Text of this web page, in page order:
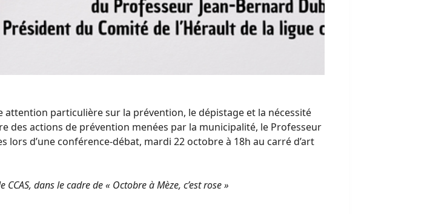
attention particulière sur la prévention, le dépistage et la nécessité
des actions de prévention menées par la municipalité, le Professeur
lors d’une conférence-débat, mardi 22 octobre à 18h au carré d’art
dans le cadre de « Octobre à Mèze, c’est rose »